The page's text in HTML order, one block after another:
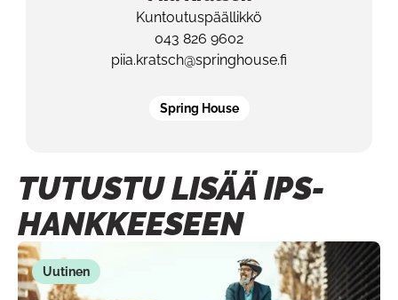
Kuntoutuspäällikkö
043 826 9602
piia.kratsch@springhouse.fi
Spring House
TUTUSTU LISÄÄ IPS-
HANKKEESEEN
Uutinen